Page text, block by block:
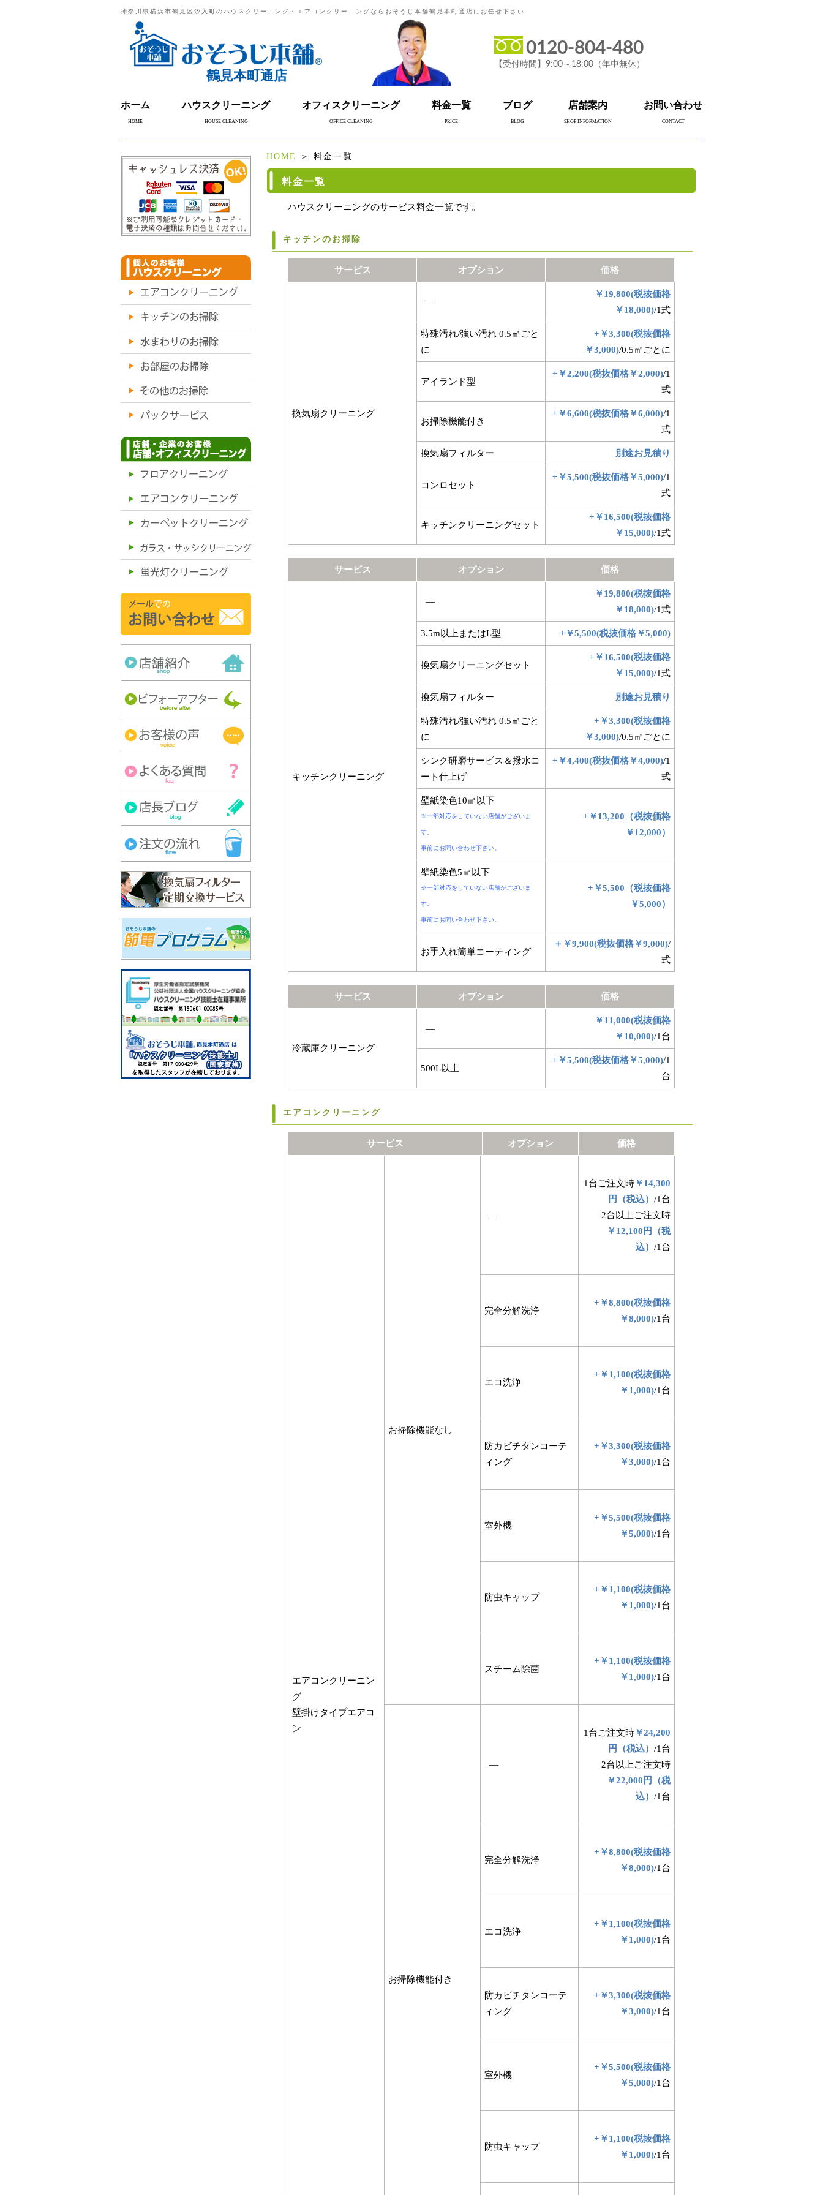
神奈川県横浜市鶴見区汐入町のハウスクリーニング・エアコンクリーニングならおそうじ本舗鶴見本町通店にお任せ下さい
鶴見本町通店
0120-804-480
【受付時間】9:00～18:00（年中無休）
ホーム
HOME
ハウスクリーニング
HOUSE CLEANING
オフィスクリーニング
OFFICE CLEANING
料金一覧
PRICE
ブログ
BLOG
店舗案内
SHOP INFORMATION
お問い合わせ
CONTACT
HOME ＞ 料金一覧
料金一覧
ハウスクリーニングのサービス料金一覧です。
キッチンのお掃除
サービス オプション 価格
換気扇クリーニング
―
￥19,800(税抜価格
￥18,000)/1式
特殊汚れ/強い汚れ 0.5㎡ごと
に
+￥3,300(税抜価格
￥3,000)/0.5㎡ごとに
アイランド型
+￥2,200(税抜価格￥2,000)/1
式
お掃除機能付き
+￥6,600(税抜価格￥6,000)/1
式
換気扇フィルター 別途お見積り
コンロセット
+￥5,500(税抜価格￥5,000)/1
式
キッチンクリーニングセット
+￥16,500(税抜価格
￥15,000)/1式
サービス オプション 価格
キッチンクリーニング
―
￥19,800(税抜価格
￥18,000)/1式
3.5m以上またはL型 +￥5,500(税抜価格￥5,000)
換気扇クリーニングセット
+￥16,500(税抜価格
￥15,000)/1式
換気扇フィルター 別途お見積り
特殊汚れ/強い汚れ 0.5㎡ごと
に
+￥3,300(税抜価格
￥3,000)/0.5㎡ごとに
シンク研磨サービス＆撥水コ
ート仕上げ
+￥4,400(税抜価格￥4,000)/1
式
壁紙染色10㎡以下
※一部対応をしていない店舗がございま
す。
事前にお問い合わせ下さい。
+￥13,200（税抜価格
￥12,000）
壁紙染色5㎡以下
※一部対応をしていない店舗がございま
す。
事前にお問い合わせ下さい。
+￥5,500（税抜価格
￥5,000）
お手入れ簡単コーティング
＋￥9,900(税抜価格￥9,000)/
式
サービス オプション 価格
冷蔵庫クリーニング
―
￥11,000(税抜価格
￥10,000)/1台
500L以上
+￥5,500(税抜価格￥5,000)/1
台
エアコンクリーニング
サービス オプション 価格
エアコンクリーニン
グ
壁掛けタイプエアコ
ン
お掃除機能なし
―
1台ご注文時￥14,300
円（税込） /1台
2台以上ご注文時
￥12,100円（税
込） /1台
完全分解洗浄
+￥8,800(税抜価格
￥8,000)/1台
エコ洗浄
+￥1,100(税抜価格
￥1,000)/1台
防カビチタンコーテ
ィング
+￥3,300(税抜価格
￥3,000)/1台
室外機
+￥5,500(税抜価格
￥5,000)/1台
防虫キャップ
+￥1,100(税抜価格
￥1,000)/1台
スチーム除菌
+￥1,100(税抜価格
￥1,000)/1台
お掃除機能付き
―
1台ご注文時￥24,200
円（税込） /1台
2台以上ご注文時
￥22,000円（税
込） /1台
完全分解洗浄
+￥8,800(税抜価格
￥8,000)/1台
エコ洗浄
+￥1,100(税抜価格
￥1,000)/1台
防カビチタンコーテ
ィング
+￥3,300(税抜価格
￥3,000)/1台
室外機
+￥5,500(税抜価格
￥5,000)/1台
防虫キャップ
+￥1,100(税抜価格
￥1,000)/1台